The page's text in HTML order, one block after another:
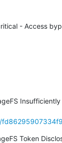
- Access
Token